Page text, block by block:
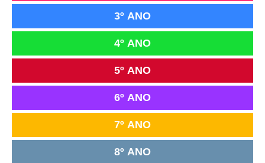
3º ANO
4º ANO
5º ANO
6º ANO
7º ANO
8º ANO